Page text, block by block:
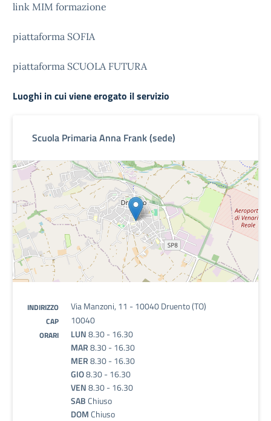
link MIM formazione
piattaforma SOFIA
piattaforma SCUOLA FUTURA
Luoghi in cui viene erogato il servizio
Scuola Primaria Anna Frank (sede)
INDIRIZZO Via Manzoni, 11 - 10040 Druento (TO)
CAP 10040
ORARI LUN8.30 - 16.30
MAR8.30 - 16.30
MER8.30 - 16.30
GIO8.30 - 16.30
VEN8.30 - 16.30
SABChiuso
DOMChiuso